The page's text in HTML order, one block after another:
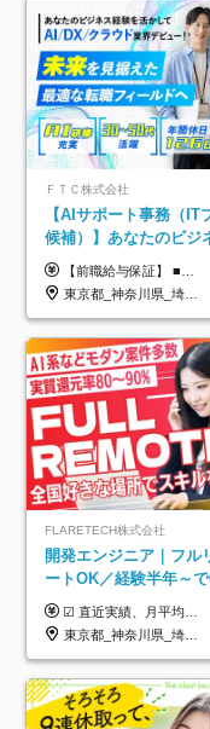
ＦＴＣ株式会社
【AIサポート事務（IT
候補）】あなたのビジ
経験をAI業界で活か
未経験OK◆目指せるコ
ル
【前職給与保証】 ■未経験者： 月給30万円～35万円 ■ローキャリア（経験目安1年程度）： 月給35万円～40万円 ■経験者（経験目安3年以上）： 月給40万円～60万円 ■即戦力（経験目安5年以上）： 月給45万円～80万円 ※上記金額には固定残業代30時間分 【未経験者5万5000円～7万3000円、 ローキャリア6万4000円～7万3000円、 経験者5万8000円～10万9000円、 即戦力8万2000円～14万5000円】を含みます。 ※30時間を超える場合は追加で全額支給します。 ※経験・能力・前職給与などを総合的に評価したうえでご納得いただけるよう個別決定。 未経験者の場合、前職給与とポテンシャルを査定のうえ決定いたします。 ※日本国内でのIT業界経験、または同等の実務経験と能力に応じて決定します。 ※前職給与は日本円かつ、日本国内での実績に基づき評価します。 【納得の評価システム】 ★クォーター毎に査定する評価制度導入！ 明確な評価基準で翌年度年収を上げましょう！ ★評価対象期間に在籍中のほとんどの社員が昇給し 年収アップを実現しています！ ★様々なインセンティブ制度を用意し多角的に正当評価しています！ ※試用期間6カ月（期間中の待遇等に差異なし）
東京都_神奈川県_埼玉県_千葉県
FLARETECH株式会社
開発エンジニア｜フル
ートOK／経験半年～
／実質還元率80～90%
給保証／AI系など最先
件多数
☑︎ 直近実績、月平均17,000円の昇給 ☑︎ 前職給与100%保証 ☑︎ 実質還元率80～90% ☑︎ 待機時も給与は満額支給 月給35万円～70万円＋交通費など各種手当 ※想定年収：4,200,000円～10,560,000円 ※経験・能力等を考慮の上で決定します。 ※上記金額には、みなし残業手当（50時間分・104,000円～212,000円）を含みます。超過分は別途追加支給します。 ┗残業時間は月平均10時間、多い時でも20時間程度と安定しております ★単価連動型の給与体系ではないため、万が一待機になってもその間の給与は満額支給しています。 ＜1年間の昇給事例をご紹介！＞ ・20代/フロントエンドエンジニア：月給274,000円→月給362,000円（＋88,000円/月） ・20代/iOSエンジニア：月給237,000円→月給287,000円（＋50,000円/月） ・20代/Androidエンジニア：月給316,000円→月給374,000円（＋58,000円/月） ・30代/Javaエンジニア（上流）：月給340,000円→月給418,000円（＋78,000円/月） ・30代/PMO：月給340,000円→月給418,000円（＋78,000円/月）
東京都_神奈川県_埼玉県_千葉県_大阪府_愛知県_北海道_青森県_岩手県_宮城県_秋田県_山形県_福島県_茨城県_栃木県_群馬県_新潟県_山梨県_長野県_富山県_石川県_福井県_静岡県_岐阜県_三重県_兵庫県_京都府_滋賀県_奈良県_和歌山県_広島県_岡山県_鳥取県_島根県_山口県_徳島県_香川県_愛媛県_高知県_福岡県_熊本県_佐賀県_長崎県_大分県_宮崎県_鹿児島県_沖縄県